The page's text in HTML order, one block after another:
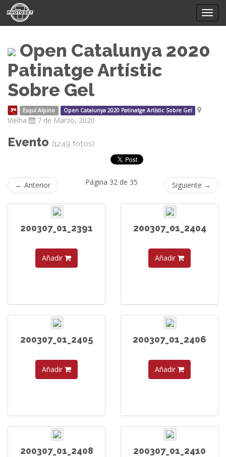
menú
Open Catalunya 2020
Patinatge Artístic
Sobre Gel
Esquí Alpino Open Catalunya 2020 Patinatge Artístic Sobre Gel
Vielha 7 de Marzo, 2020
Evento (1249 fotos)
← Anterior Página 32 de 35 Siguiente →
200307_01_2391
Añadir
200307_01_2404
Añadir
200307_01_2405
Añadir
200307_01_2406
Añadir
200307_01_2408 200307_01_2410